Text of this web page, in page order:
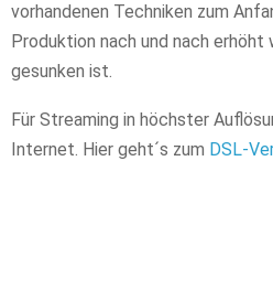
vorhandenen Techniken zum
Produktion nach und nach erhöht
gesunken ist.
Für Streaming in höchster
Internet. Hier geht´s zum DSL-